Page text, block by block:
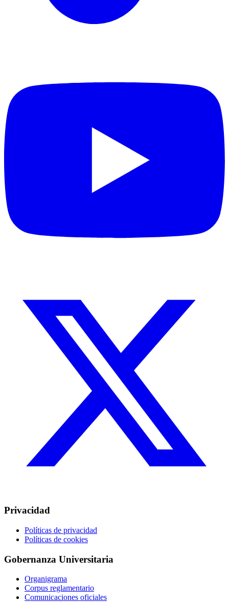
Privacidad
Políticas de privacidad
Políticas de cookies
Gobernanza Universitaria
Organigrama
Corpus reglamentario
Comunicaciones oficiales